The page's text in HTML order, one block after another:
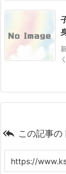
 この記事の